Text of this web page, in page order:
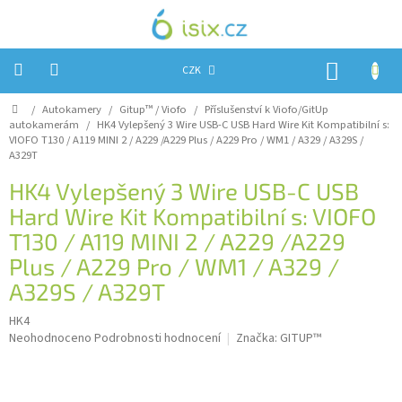
CZK
Úvod
Reklamace?
Obchodní
podmínky
Návody,
FIRMWARE
a
testy
Kontakty
Napište
Domů
/ Autokamery / Gitup™ / Viofo / Příslušenství k Viofo/GitUp
autokamerám / HK4 Vylepšený 3 Wire USB-C USB Hard Wire Kit Kompatibilní s:
VIOFO T130 / A119 MINI 2 / A229 /A229 Plus / A229 Pro / WM1 / A329 / A329S /
A329T
HK4 Vylepšený 3 Wire USB-C USB
Hard Wire Kit Kompatibilní s: VIOFO
T130 / A119 MINI 2 / A229 /A229
Plus / A229 Pro / WM1 / A329 /
A329S / A329T
HK4
Průměrné
Neohodnoceno Podrobnosti hodnocení Značka: GITUP™